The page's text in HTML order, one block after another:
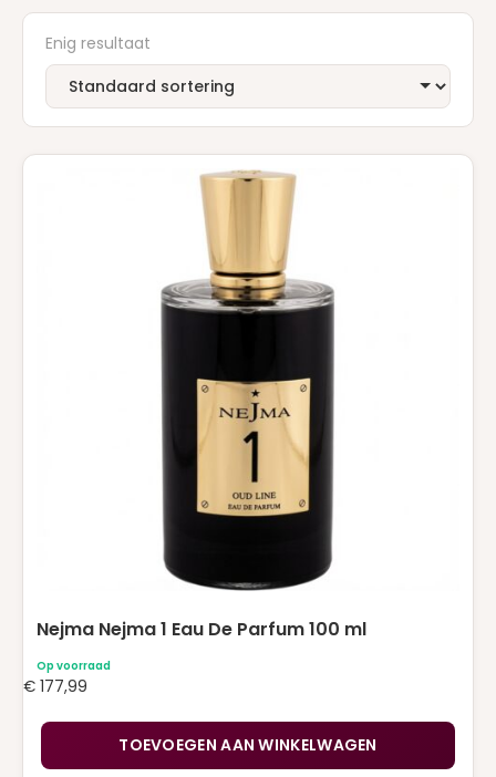
Enig resultaat
Nejma Nejma 1 Eau De Parfum 100 ml
Op voorraad
€ 177,99
TOEVOEGEN AAN WINKELWAGEN